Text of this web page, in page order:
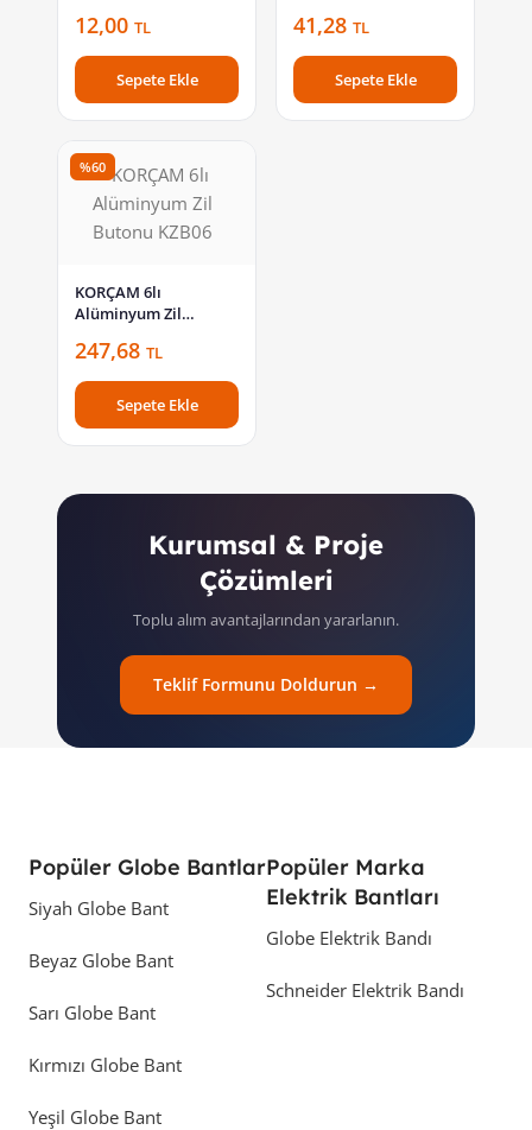
12,00 TL
Sepete Ekle
41,28 TL
Sepete Ekle
%60
KORÇAM 6lı
Alüminyum Zil
247,68 TL
Sepete Ekle
Kurumsal & Proje
Çözümleri
Toplu alım avantajlarından yararlanın.
Teklif Formunu Doldurun →
Popüler Globe Bantlar
Siyah Globe Bant
Beyaz Globe Bant
Sarı Globe Bant
Kırmızı Globe Bant
Yeşil Globe Bant
Popüler Marka
Elektrik Bantları
Globe Elektrik Bandı
Schneider Elektrik Bandı